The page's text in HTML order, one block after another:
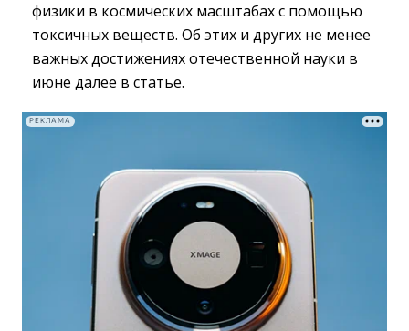
физики в космических масштабах с помощью
токсичных веществ. Об этих и других не менее
важных достижениях отечественной науки в
июне далее в статье.
РЕКЛАМА